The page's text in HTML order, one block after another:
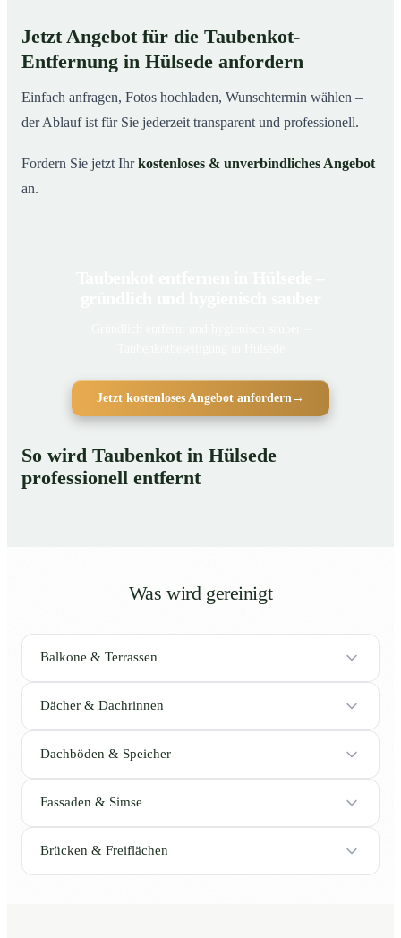
Jetzt Angebot für die Taubenkot-
Entfernung in Hülsede anfordern
Einfach anfragen, Fotos hochladen, Wunschtermin wählen –
der Ablauf ist für Sie jederzeit transparent und professionell.
Fordern Sie jetzt Ihrkostenloses & unverbindliches Angebot
an.
Jetzt kostenloses Angebot anfordern →
So wird Taubenkot in Hülsede
professionell entfernt
Was wird gereinigt
Balkone & Terrassen
Dächer & Dachrinnen
Dachböden & Speicher
Fassaden & Simse
Brücken & Freiflächen